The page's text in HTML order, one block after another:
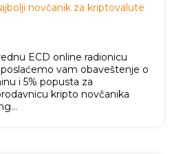
novčanik za kriptovalute
ECD online radionicu
vam obaveštenje o
i 5% popusta za
kripto novčanika